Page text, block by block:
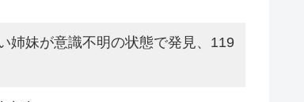
姉妹が意識不明の状態で発見、119